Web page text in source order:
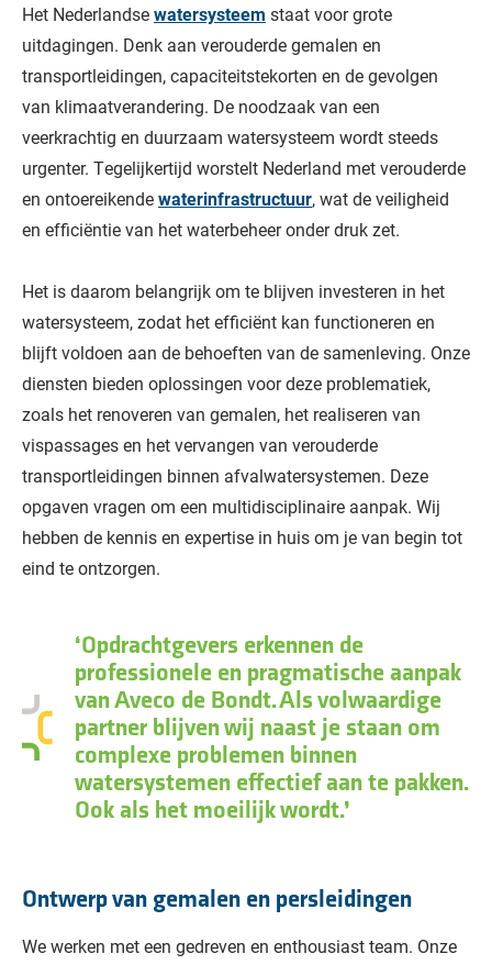
Het Nederlandsewatersysteem staat voor grote
uitdagingen. Denk aan verouderde gemalen en
transportleidingen, capaciteitstekorten en de gevolgen
van klimaatverandering. De noodzaak van een
veerkrachtig en duurzaam watersysteem wordt steeds
urgenter. Tegelijkertijd worstelt Nederland met verouderde
en ontoereikendewaterinfrastructuur, wat de veiligheid
en efficiëntie van het waterbeheer onder druk zet.
Het is daarom belangrijk om te blijven investeren in het
watersysteem, zodat het efficiënt kan functioneren en
blijft voldoen aan de behoeften van de samenleving. Onze
diensten bieden oplossingen voor deze problematiek,
zoals het renoveren van gemalen, het realiseren van
vispassages en het vervangen van verouderde
transportleidingen binnen afvalwatersystemen. Deze
opgaven vragen om een multidisciplinaire aanpak. Wij
hebben de kennis en expertise in huis om je van begin tot
eind te ontzorgen.
Opdrachtgevers erkennen de
professionele en pragmatische aanpak
van Aveco de Bondt. Als volwaardige
partner blijven wij naast je staan om
complexe problemen binnen
watersystemen effectief aan te pakken.
Ook als het moeilijk wordt.
Ontwerp van gemalen en persleidingen
We werken met een gedreven en enthousiast team. Onze